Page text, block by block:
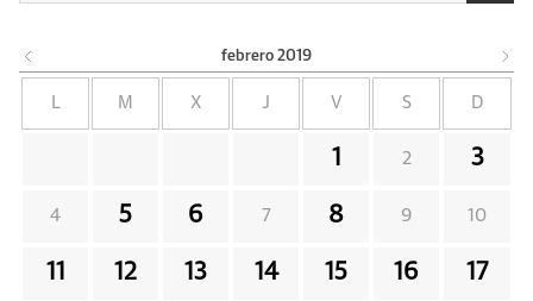
febrero 2019
L M X J V S D
1 2 3
4 5 6 7 8 9 10
11 12 13 14 15 16 17